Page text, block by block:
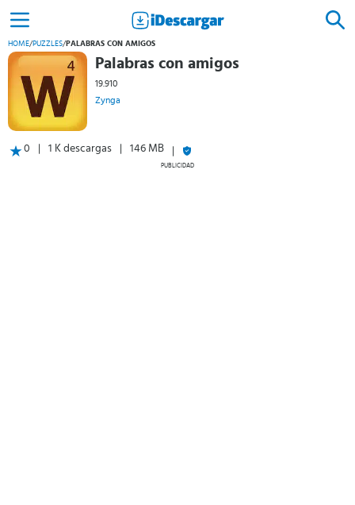
HOME/PUZZLES/ PALABRAS CON AMIGOS
Palabras con amigos
19.910
Zynga
0 1 K descargas 146 MB
PUBLICIDAD